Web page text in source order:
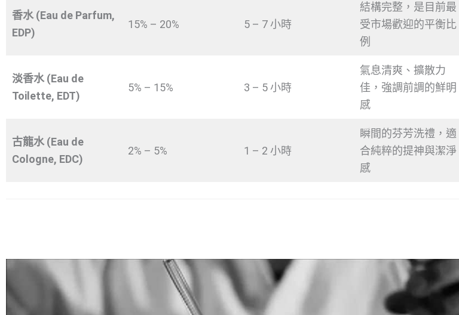
香水 (Eau de Parfum,
EDP)
15% – 20% 5 – 7 小時
結構完整，是目前最
受市場歡迎的平衡比
例
淡香水 (Eau de
Toilette, EDT)
5% – 15% 3 – 5 小時
氣息清爽、擴散力
佳，強調前調的鮮明
感
古龍水 (Eau de
Cologne, EDC)
2% – 5% 1 – 2 小時
瞬間的芬芳洗禮，適
合純粹的提神與潔淨
感